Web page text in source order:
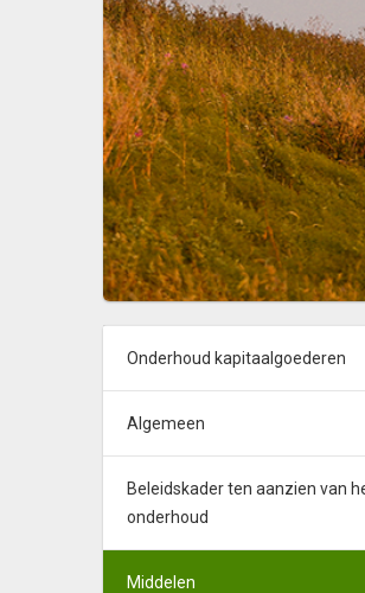
Onderhoud kapitaalgoederen
Algemeen
Beleidskader ten aanzien van
onderhoud
Middelen